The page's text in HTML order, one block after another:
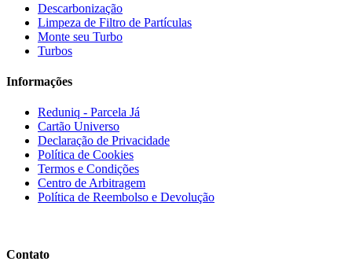
Descarbonização
Limpeza de Filtro de Partículas
Monte seu Turbo
Turbos
Informações
Reduniq - Parcela Já
Cartão Universo
Declaração de Privacidade
Política de Cookies
Termos e Condições
Centro de Arbitragem
Política de Reembolso e Devolução
Contato